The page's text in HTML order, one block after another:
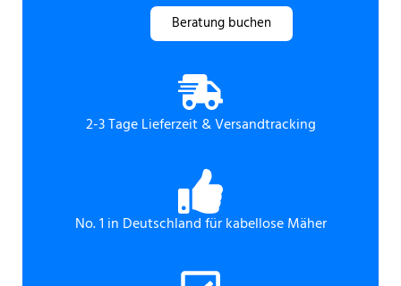
Beratung buchen
2-3 Tage Lieferzeit & Versandtracking
No. 1 in Deutschland für kabellose Mäher